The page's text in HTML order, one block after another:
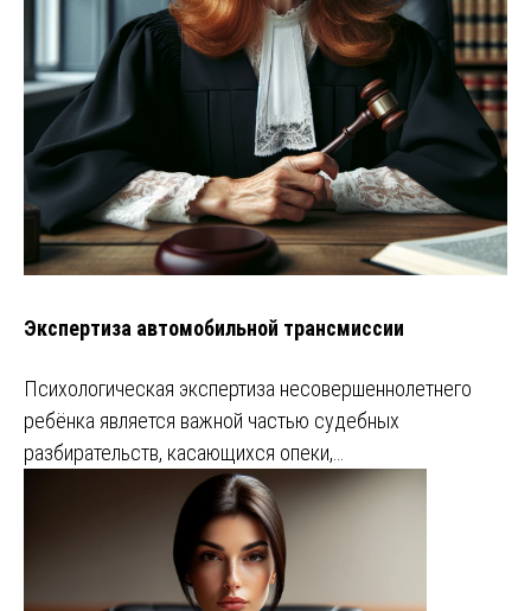
Экспертиза автомобильной трансмиссии
Психологическая экспертиза несовершеннолетнего
ребёнка является важной частью судебных
разбирательств, касающихся опеки,…